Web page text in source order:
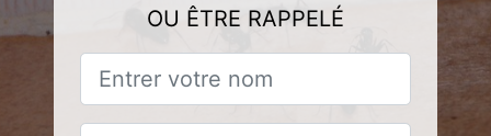
OU ÊTRE RAPPELÉ